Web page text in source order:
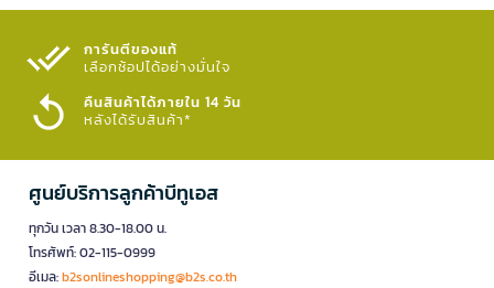
การันตีของแท้
เลือกช้อปได้อย่างมั่นใจ​
คืนสินค้าได้ภายใน 14 วัน
หลังได้รับสินค้า*
ศูนย์บริการลูกค้าบีทูเอส
ทุกวัน เวลา 8.30-18.00 น.
โทรศัพท์: 02-115-0999
อีเมล:b2sonlineshopping@b2s.co.th